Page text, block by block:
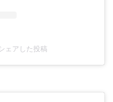
ェアした投稿